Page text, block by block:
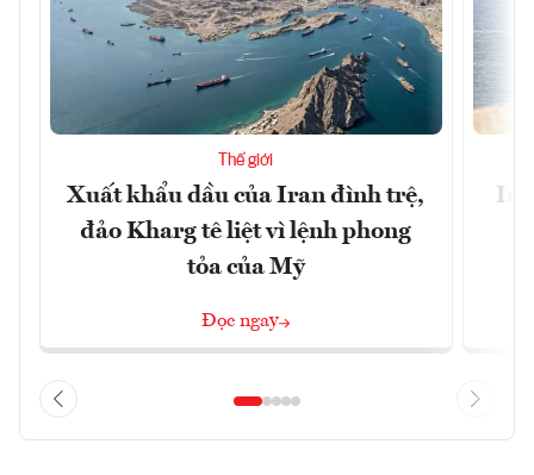
Thế giới
Xuất khẩu dầu của Iran đình trệ,
đảo Kharg tê liệt vì lệnh phong
tỏa của Mỹ
Đọc ngay